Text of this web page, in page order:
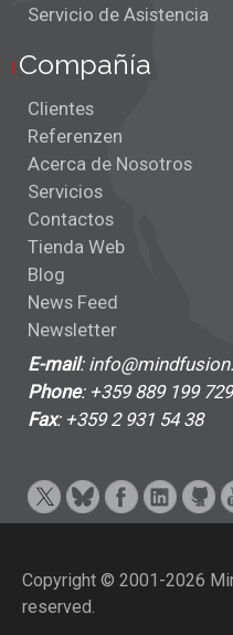
Servicio de Asistencia
Compañía
Clientes
Referenzen
Acerca de Nosotros
Servicios
Contactos
Tienda Web
Blog
News Feed
Newsletter
E-mail:
Phone: +359 889 199 729
Fax: +359 2 931 54 38
Copyright © 2001-2026
reserved.